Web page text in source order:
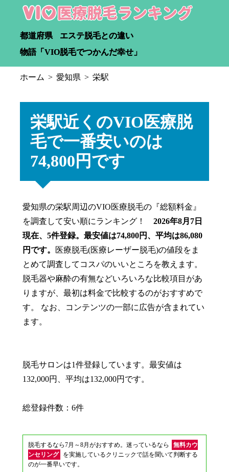
都道府県
エステ脱毛との違い
物語「VIO脱毛でつかんだ幸せ」
ホーム 愛知県 栄駅
栄駅近くのVIO医療脱
毛で一番安いのは
74,800円です
愛知県の栄駅周辺のVIO医療脱毛の『総額料金』
を調査して安い順にランキング！ 2026年8月7日
現在、5件登録。最安値は74,800円、平均は86,080
円です。
医療脱毛(医療レーザー脱毛)の値段をま
とめて調査してコスパのいいところを教えます。
脱毛器や麻酔の有無などいろいろな比較項目があ
りますが、最初は料金で比較するのがおすすめで
す。 なお、コンテンツの一部に広告が含まれてい
ます。
脱毛サロンは1件登録しています。最安値は
132,000円、平均は132,000円です。
総登録件数：6件
脱毛するなら7月～8月がおすすめ。迷っているなら
無料カウ
ンセリング
を実施しているクリニックで話を聞いて判断する
のが一番早いです。